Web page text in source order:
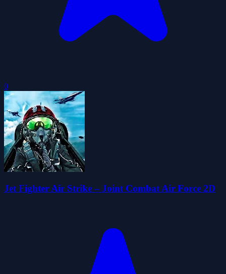
0
Jet Fighter Air Strike – Joint Combat Air Force 2D